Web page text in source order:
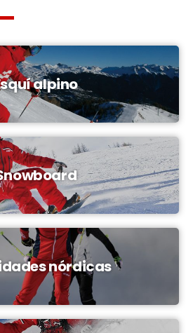
alpino
nórdicas